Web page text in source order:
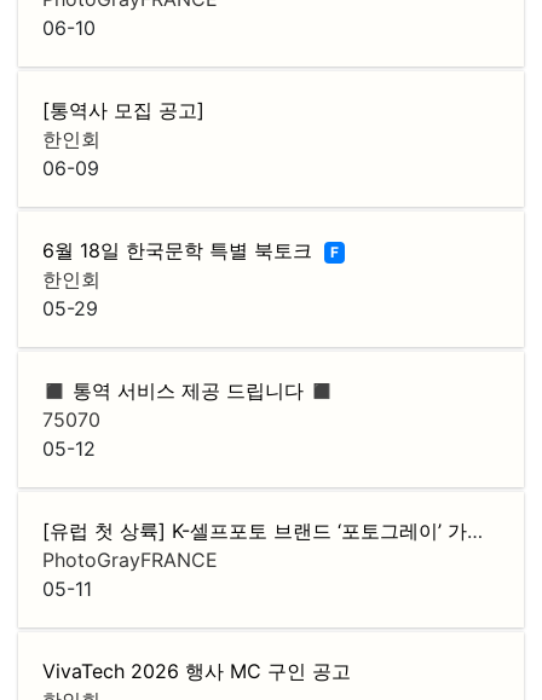
06-10
[통역사 모집 공고]
한인회
06-09
6월 18일 한국문학 특별 북토크 F
한인회
05-29
◼️ 통역 서비스 제공 드립니다 ◼️
75070
05-12
[유럽 첫 상륙] K-셀프포토 브랜드 ‘포토그레이’ 가맹점주 모집
PhotoGrayFRANCE
05-11
VivaTech 2026 행사 MC 구인 공고